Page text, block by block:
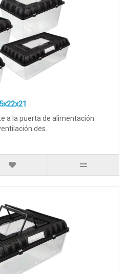
a la puerta de alimentación
des..